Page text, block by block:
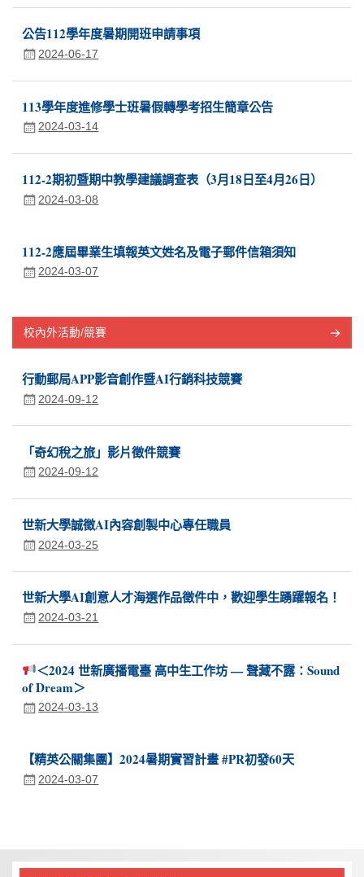
公告112學年度暑期開班申請事項
2024-06-17
113學年度進修學士班暑假轉學考招生簡章公告
2024-03-14
112-2期初暨期中教學建議調查表（3月18日至4月26日）
2024-03-08
112-2應屆畢業生填報英文姓名及電子郵件信箱須知
2024-03-07
校內外活動/競賽
行動郵局APP影音創作暨AI行銷科技競賽
2024-09-12
「奇幻稅之旅」影片徵件競賽
2024-09-12
世新大學誠徵AI內容創製中心專任職員
2024-03-25
世新大學AI創意人才海選作品徵件中，歡迎學生踴躍報名！
2024-03-21
＜2024 世新廣播電臺 高中生工作坊 — 聲藏不露：Sound
of Dream＞
2024-03-13
【精英公關集團】2024暑期實習計畫 #PR初發60天
2024-03-07